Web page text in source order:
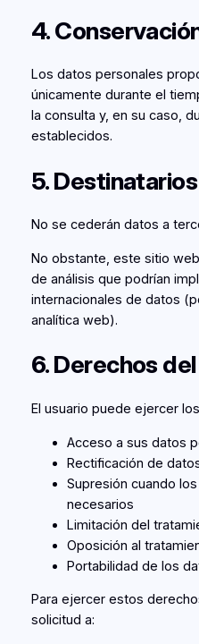
4.
Los datos personales
únicamente durante el
la consulta y, en su caso,
establecidos.
5. Destinatarios
No se cederán datos a
No obstante, este sitio
de análisis que podrían
internacionales de datos
analítica web).
6. Derechos
El usuario puede ejercer
Acceso a sus datos
Rectificación de
Supresión cuando
necesarios
Limitación del
Oposición al
Portabilidad de los
Para ejercer estos
solicitud a: